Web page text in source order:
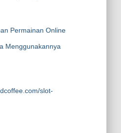
Permainan Online
Menggunakannya
slot-